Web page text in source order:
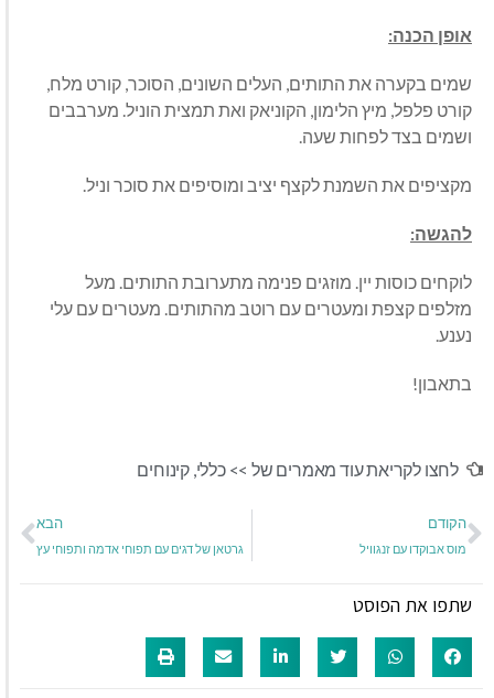
אופן הכנה:
שמים בקערה את התותים, העלים השונים, הסוכר, קורט מלח,
קורט פלפל, מיץ הלימון, הקוניאק ואת תמצית הוניל. מערבבים
ושמים בצד לפחות שעה.
מקציפים את השמנת לקצף יציב ומוסיפים את סוכר וניל.
להגשה:
לוקחים כוסות יין. מוזגים פנימה מתערובת התותים. מעל
מזלפים קצפת ומעטרים עם רוטב מהתותים. מעטרים עם עלי
נענע.
בתאבון!
לחצו לקריאת עוד מאמרים של >> כללי,קינוחים
הקודם
מוס אבוקדו עם זנגוויל
הבא
גרטאן של דגים עם תפוחי אדמה ותפוחי עץ
שתפו את הפוסט